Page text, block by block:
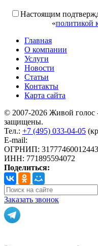
Настоящим
«политикой
Главная
О компании
Услуги
Новости
Статьи
Контакты
Карта сайта
© 2007-2026 Живой голос
защищены.
Тел.: +7 (495) 033-04-05
E-mail:
ОГРНИП:
ИНН: 771895594072
Поделиться:
Заказать звонок